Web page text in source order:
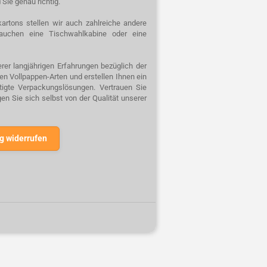
stellen wir auch zahlreiche andere
eine Tischwahlkabine oder eine
langjährigen Erfahrungen bezüglich der
Vollpappen-Arten und erstellen Ihnen ein
Verpackungslösungen. Vertrauen Sie
Sie sich selbst von der Qualität unserer
widerrufen